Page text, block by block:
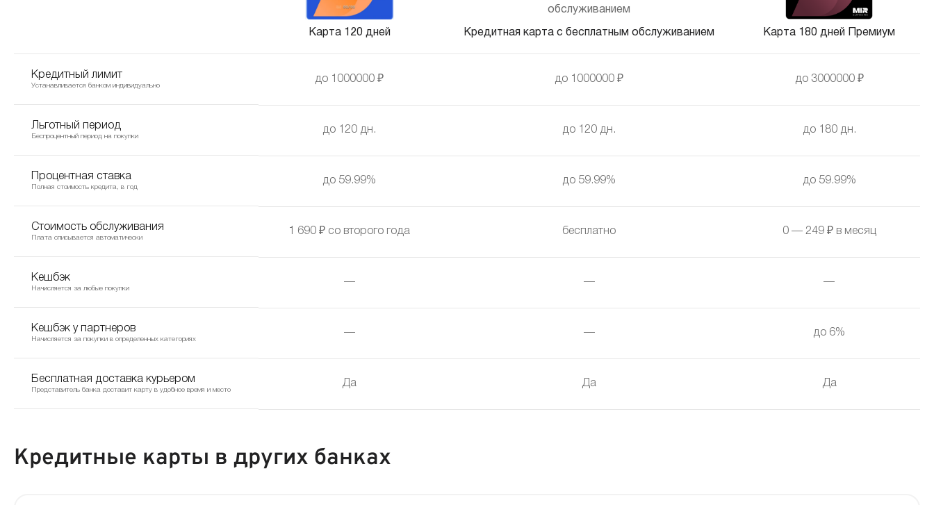
Карта 120 дней Кредитная карта с бесплатным обслуживанием Карта 180 дней Премиум
Кредитный лимит
Устанавливается банком индивидуально
до 1000000 ₽ до 1000000 ₽ до 3000000 ₽
Льготный период
Беспроцентный период на покупки
до 120 дн. до 120 дн. до 180 дн.
Процентная ставка
Полная стоимость кредита, в год
до 59.99% до 59.99% до 59.99%
Стоимость обслуживания
Плата списывается автоматически
1 690 ₽ со второго года бесплатно 0 — 249 ₽ в месяц
Кешбэк
Начисляется за любые покупки
— — —
Кешбэк у партнеров
Начисляется за покупки в определенных категориях
— — до 6%
Бесплатная доставка курьером
Представитель банка доставит карту в удобное время и место
Да Да Да
Кредитные карты в других банках